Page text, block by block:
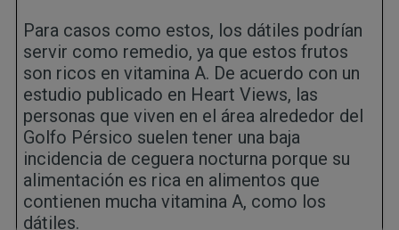
Para casos como estos, los dátiles podrían
servir como remedio, ya que estos frutos
son ricos en vitamina A. De acuerdo con un
estudio publicado en Heart Views, las
personas que viven en el área alrededor del
Golfo Pérsico suelen tener una baja
incidencia de ceguera nocturna porque su
alimentación es rica en alimentos que
contienen mucha vitamina A, como los
dátiles.